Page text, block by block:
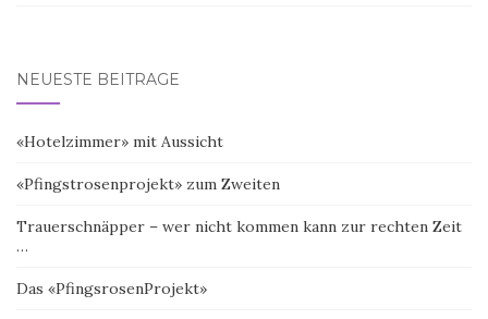
NEUESTE BEITRÄGE
«Hotelzimmer» mit Aussicht
«Pfingstrosenprojekt» zum Zweiten
Trauerschnäpper – wer nicht kommen kann zur rechten Zeit
…
Das «PfingsrosenProjekt»